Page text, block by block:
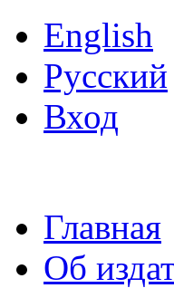
English
Русский
Вход
Главная
Об